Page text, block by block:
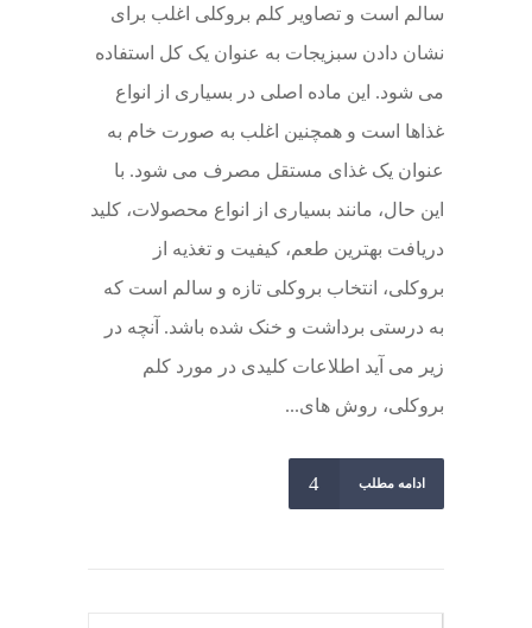
سالم است و تصاویر کلم بروکلی اغلب برای
نشان دادن سبزیجات به عنوان یک کل استفاده
می شود. این ماده اصلی در بسیاری از انواع
غذاها است و همچنین اغلب به صورت خام به
عنوان یک غذای مستقل مصرف می شود. با
این حال، مانند بسیاری از انواع محصولات، کلید
دریافت بهترین طعم، کیفیت و تغذیه از
بروکلی، انتخاب بروکلی تازه و سالم است که
به درستی برداشت و خنک شده باشد. آنچه در
زیر می آید اطلاعات کلیدی در مورد کلم
بروکلی، روش های...
ادامه مطلب